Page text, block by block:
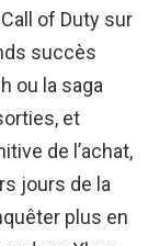
of Duty sur
succès
ou la saga
et
de l’achat,
jours de la
plus en